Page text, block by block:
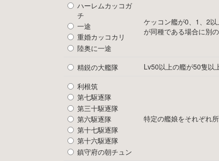
ハーレムカッコガ
チ
一途
重婚カッコカリ
陸奥に一途
ケッコン艦が0、1、2
が同種である場合に別
精鋭の大艦隊 Lv50以上の艦が50隻以
利根筑
第七駆逐隊
第三十駆逐隊
第六駆逐隊
第十七駆逐隊
第十六駆逐隊
鎮守府の朝チュン
特定の艦娘をそれぞれ